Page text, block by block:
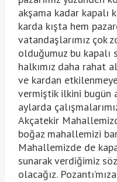
akşama kadar kapalı
karda kışta hem
vatandaşlarımız çok
olduğumuz bu kapalı
halkımız daha rahat
ve kardan
vermiştik ilkini bugün
aylarda
Akçatekir
boğaz mahallemizi
Mahallemizde de
sunarak verdiğimiz
olacağız.